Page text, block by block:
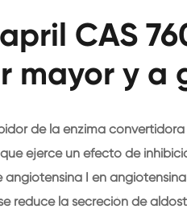
CAS
mayor y a
de la enzima
ejerce un efecto de
I en
reduce la secreción de